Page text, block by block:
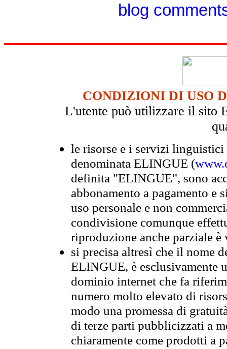
blog
CONDIZIONI DI USO
L'utente può utilizzare il sito
le risorse e i servizi
denominata ELINGUE (
definita "ELINGUE", sono
abbonamento a pagamento e
uso personale e non
condivisione comunque
riproduzione anche parziale è
si precisa altresì che il nome
ELINGUE, è esclusivamente
dominio internet che fa
numero molto elevato di
modo una promessa di
di terze parti pubblicizzati a
chiaramente come prodotti a